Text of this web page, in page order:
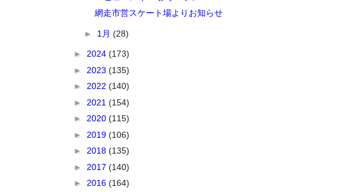
網走市営スケート場よりお知らせ
► 1月 (28)
► 2024 (173)
► 2023 (135)
► 2022 (140)
► 2021 (154)
► 2020 (115)
► 2019 (106)
► 2018 (135)
► 2017 (140)
► 2016 (164)